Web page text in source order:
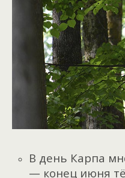
В день Карпа
— конец июня